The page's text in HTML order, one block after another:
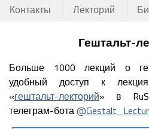
Контакты
Лекторий
Гештальт-
Больше 1000 лекций о
удобный доступ к
«гештальт-лекторий» в
телеграм-бота